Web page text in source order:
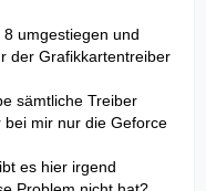
umgestiegen und
der Grafikkartentreiber
sämtliche Treiber
mir nur die Geforce
es hier irgend